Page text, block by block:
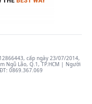
cấp ngày 23/07/2014,
Ngũ Lão, Q.1, TP.HCM | Người
0869.367.069